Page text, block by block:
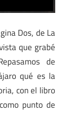
Dos, de La
que grabé
de
qué es la
con el libro
punto de